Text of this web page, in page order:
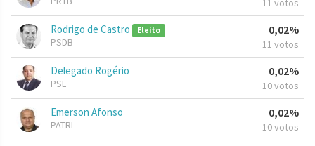
11 votos
Rodrigo de Castro Eleito
PSDB
0,02%
11 votos
Delegado Rogério
PSL
0,02%
10 votos
Emerson Afonso
PATRI
0,02%
10 votos